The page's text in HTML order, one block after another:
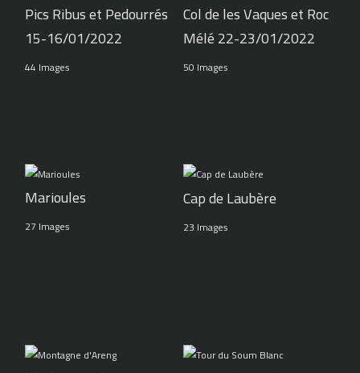
Pics Ribus et Pedourrés
15-16/01/2022
44 Images
Col de les Vaques et Roc
Mélé 22-23/01/2022
50 Images
Marioules
27 Images
Cap de Laubère
23 Images